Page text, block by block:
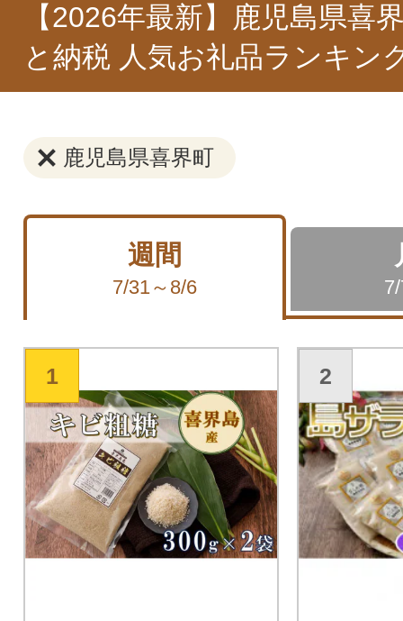
【2026年最新】鹿児島県喜
と納税 人気お礼品ランキン
鹿児島県喜界町
週間
7/31～8/6
1 2